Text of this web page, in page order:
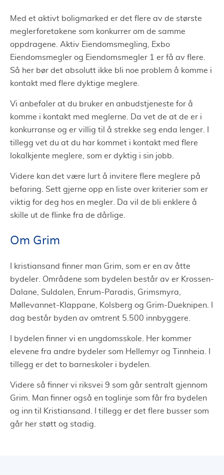
Med et aktivt boligmarked er det flere av de største
meglerforetakene som konkurrer om de samme
oppdragene. Aktiv Eiendomsmegling, Exbo
Eiendomsmegler og Eiendomsmegler 1 er få av flere.
Så her bør det absolutt ikke bli noe problem å komme i
kontakt med flere dyktige meglere.
Vi anbefaler at du bruker en anbudstjeneste for å
komme i kontakt med meglerne. Da vet de at de er i
konkurranse og er villig til å strekke seg enda lenger. I
tillegg vet du at du har kommet i kontakt med flere
lokalkjente meglere, som er dyktig i sin jobb.
Videre kan det være lurt å invitere flere meglere på
befaring. Sett gjerne opp en liste over kriterier som er
viktig for deg hos en megler. Da vil de bli enklere å
skille ut de flinke fra de dårlige.
Om Grim
I kristiansand finner man Grim, som er en av åtte
bydeler. Områdene som bydelen består av er Krossen-
Dalane, Suldalen, Enrum-Paradis, Grimsmyra,
Møllevannet-Klappane, Kolsberg og Grim-Dueknipen. I
dag består byden av omtrent 5.500 innbyggere.
I bydelen finner vi en ungdomsskole. Her kommer
elevene fra andre bydeler som Hellemyr og Tinnheia. I
tillegg er det to barneskoler i bydelen.
Videre så finner vi riksvei 9 som går sentralt gjennom
Grim. Man finner også en toglinje som får fra bydelen
og inn til Kristiansand. I tillegg er det flere busser som
går her støtt og stadig.